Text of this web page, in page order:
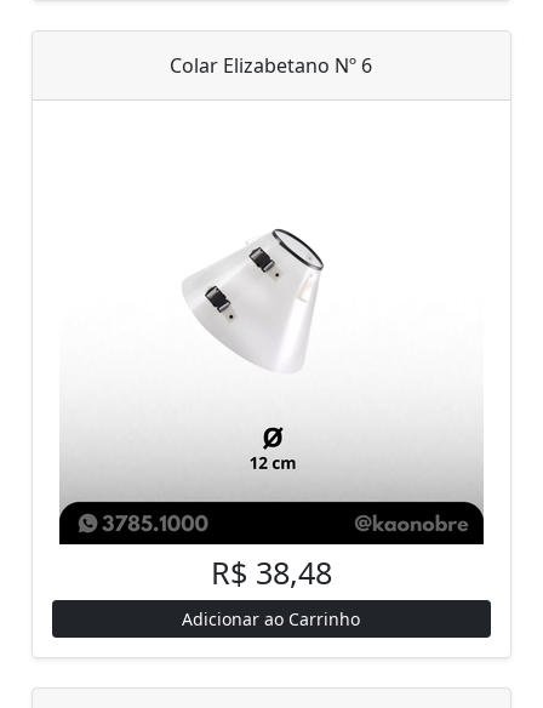
Colar Elizabetano Nº 6
R$ 38,48
Adicionar ao Carrinho